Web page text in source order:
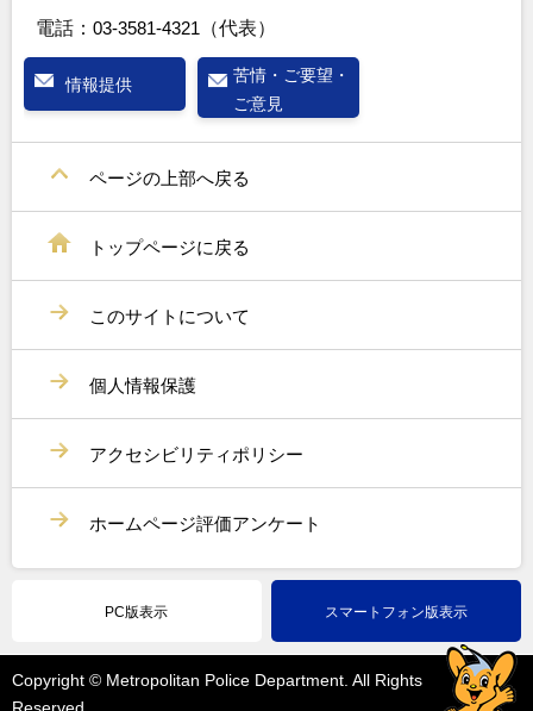
電話： 03-3581-4321 （代表）
情報提供
苦情・ご要望・
ご意見
ページの上部へ戻る
トップページに戻る
このサイトについて
個人情報保護
アクセシビリティポリシー
ホームページ評価アンケート
PC版表示 スマートフォン版表示
Copyright © Metropolitan Police Department. All Rights